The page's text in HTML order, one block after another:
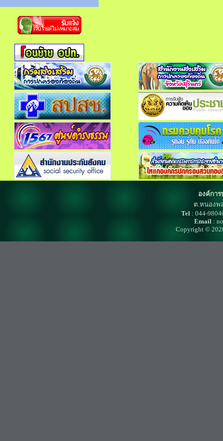
องค์กา
ต.หนองพ
Tel: 044-
Email :
Copyright ©